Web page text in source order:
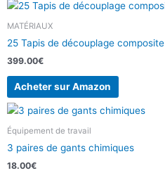
MATÉRIAUX
25 Tapis de découplage composite
399.00€
Acheter sur Amazon
Équipement de travail
3 paires de gants chimiques
18.00€